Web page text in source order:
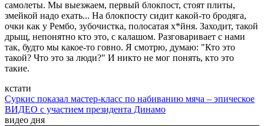
самолеты. Мы выезжаем, первый блокпост, стоят плиты,
змейкой надо ехать... На блокпосту сидит какой-то бродяга,
очки как у Рембо, зубочистка, полосатая х*йня. Заходит, такой
дрыщ, непонятно кто это, с калашом. Разговаривает с нами
так, будто мы какое-то говно. Я смотрю, думаю: "Кто это
такой? Что это за люди?" И никто не мог понять, кто это
такие.
кстати
Суркис показал мастер-класс по набиванию мяча – эпическое
ВИДЕО с участием президента Динамо
видео дня